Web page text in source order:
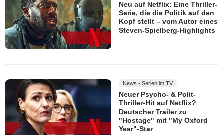
Neu auf Netflix: Eine Thriller-
Serie, die die Politik auf den
Kopf stellt – vom Autor eines
Steven-Spielberg-Highlights
News - Serien im TV
Neuer Psycho- & Polit-
Thriller-Hit auf Netflix?
Deutscher Trailer zu
"Hostage" mit "My Oxford
Year"-Star